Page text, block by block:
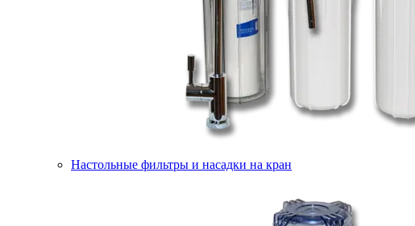
Настольные фильтры и насадки на кран